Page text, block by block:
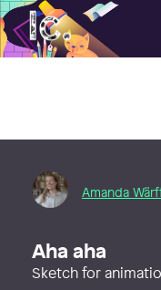
Illustratörcentrum
Amanda
Aha aha
Sketch for